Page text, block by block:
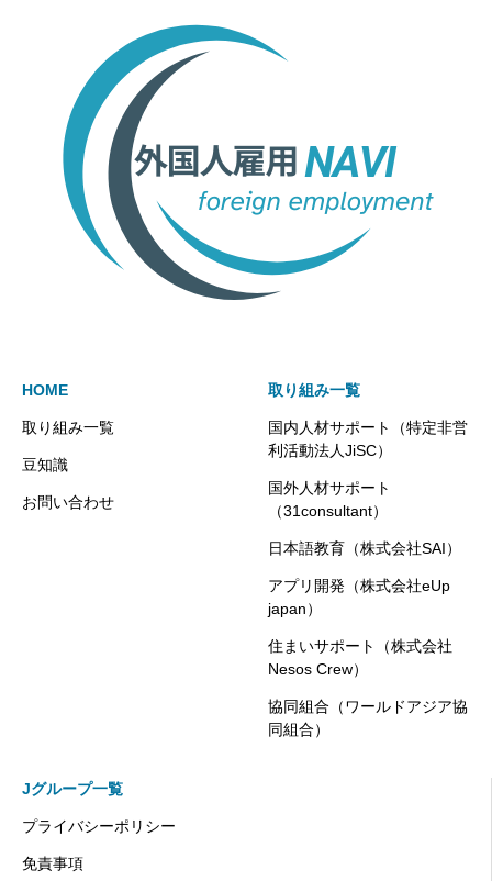
HOME
取り組み一覧
豆知識
お問い合わせ
取り組み一覧
国内人材サポート（特定非営
利活動法人JiSC）
国外人材サポート
（31consultant）
日本語教育（株式会社SAI）
アプリ開発（株式会社eUp
japan）
住まいサポート（株式会社
Nesos Crew）
協同組合（ワールドアジア協
同組合）
Jグループ一覧
プライバシーポリシー
免責事項